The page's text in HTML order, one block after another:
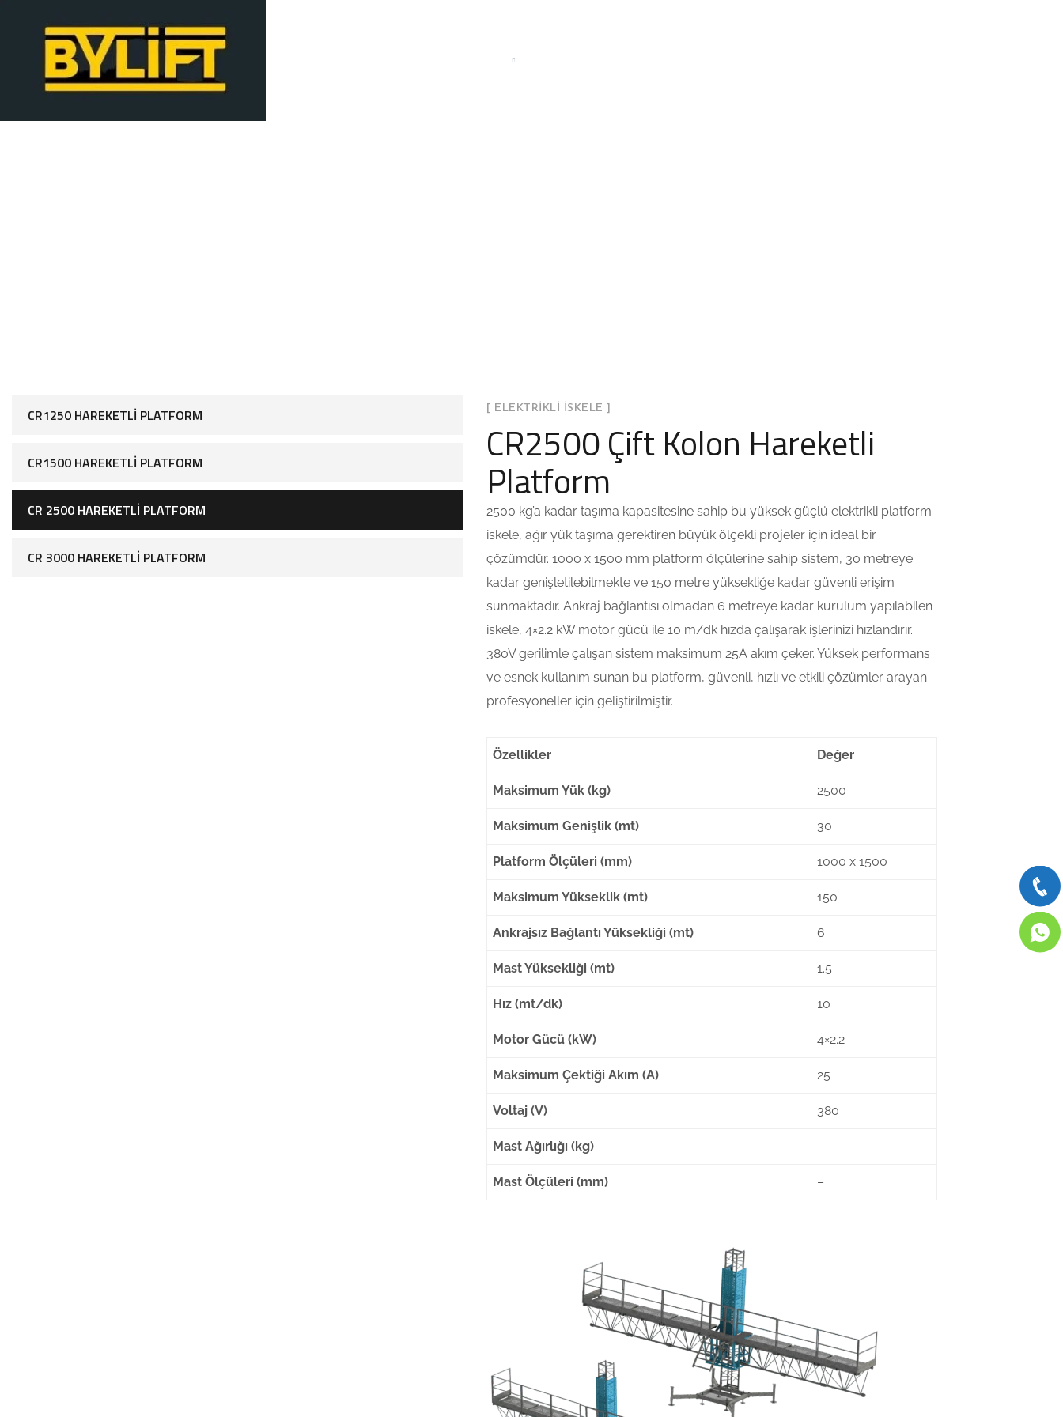
CR1250 HAREKETLI PLATFORM
CR1500 HAREKETLI PLATFORM
CR 2500 HAREKETLI PLATFORM
CR 3000 HAREKETLI PLATFORM
[ ELEKTRİKLİ İSKELE ]
CR2500 Çift Kolon Hareketli
Platform
2500 kg’a kadar taşıma kapasitesine sahip bu yüksek güçlü elektrikli platform
iskele, ağır yük taşıma gerektiren büyük ölçekli projeler için ideal bir
çözümdür. 1000 x 1500 mm platform ölçülerine sahip sistem, 30 metreye
kadar genişletilebilmekte ve 150 metre yüksekliğe kadar güvenli erişim
sunmaktadır. Ankraj bağlantısı olmadan 6 metreye kadar kurulum yapılabilen
iskele, 4×2.2 kW motor gücü ile 10 m/dk hızda çalışarak işlerinizi hızlandırır.
380V gerilimle çalışan sistem maksimum 25A akım çeker. Yüksek performans
ve esnek kullanım sunan bu platform, güvenli, hızlı ve etkili çözümler arayan
profesyoneller için geliştirilmiştir.
Özellikler Değer
Maksimum Yük (kg) 2500
Maksimum Genişlik (mt) 30
Platform Ölçüleri (mm) 1000 x 1500
Maksimum Yükseklik (mt) 150
Ankrajsız Bağlantı Yüksekliği (mt) 6
Mast Yüksekliği (mt) 1.5
Hız (mt/dk) 10
Motor Gücü (kW) 4×2.2
Maksimum Çektiği Akım (A) 25
Voltaj (V) 380
Mast Ağırlığı (kg) –
Mast Ölçüleri (mm) –